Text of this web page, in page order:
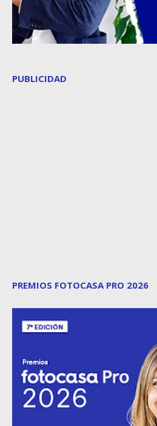
PUBLICIDAD
PREMIOS FOTOCASA PRO 2026